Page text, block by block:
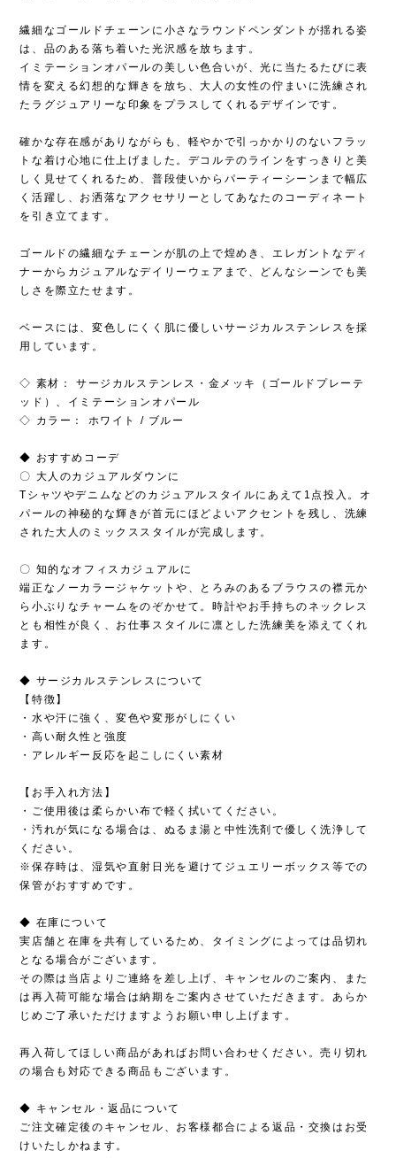
繊細なゴールドチェーンに小さなラウンドペンダントが揺れる姿
は、品のある落ち着いた光沢感を放ちます。
イミテーションオパールの美しい色合いが、光に当たるたびに表
情を変える幻想的な輝きを放ち、大人の女性の佇まいに洗練され
たラグジュアリーな印象をプラスしてくれるデザインです。
確かな存在感がありながらも、軽やかで引っかかりのないフラッ
トな着け心地に仕上げました。デコルテのラインをすっきりと美
しく見せてくれるため、普段使いからパーティーシーンまで幅広
く活躍し、お洒落なアクセサリーとしてあなたのコーディネート
を引き立てます。
ゴールドの繊細なチェーンが肌の上で煌めき、エレガントなディ
ナーからカジュアルなデイリーウェアまで、どんなシーンでも美
しさを際立たせます。
ベースには、変色しにくく肌に優しいサージカルステンレスを採
用しています。
◇ 素材： サージカルステンレス・金メッキ（ゴールドプレーテ
ッド）、イミテーションオパール
◇ カラー： ホワイト / ブルー
◆ おすすめコーデ
〇 大人のカジュアルダウンに
Tシャツやデニムなどのカジュアルスタイルにあえて1点投入。オ
パールの神秘的な輝きが首元にほどよいアクセントを残し、洗練
された大人のミックススタイルが完成します。
〇 知的なオフィスカジュアルに
端正なノーカラージャケットや、とろみのあるブラウスの襟元か
ら小ぶりなチャームをのぞかせて。時計やお手持ちのネックレス
とも相性が良く、お仕事スタイルに凛とした洗練美を添えてくれ
ます。
◆ サージカルステンレスについて
【特徴】
・水や汗に強く、変色や変形がしにくい
・高い耐久性と強度
・アレルギー反応を起こしにくい素材
【お手入れ方法】
・ご使用後は柔らかい布で軽く拭いてください。
・汚れが気になる場合は、ぬるま湯と中性洗剤で優しく洗浄して
ください。
※保存時は、湿気や直射日光を避けてジュエリーボックス等での
保管がおすすめです。
◆ 在庫について
実店舗と在庫を共有しているため、タイミングによっては品切れ
となる場合がございます。
その際は当店よりご連絡を差し上げ、キャンセルのご案内、また
は再入荷可能な場合は納期をご案内させていただきます。あらか
じめご了承いただけますようお願い申し上げます。
再入荷してほしい商品があればお問い合わせください。売り切れ
の場合も対応できる商品もございます。
◆ キャンセル・返品について
ご注文確定後のキャンセル、お客様都合による返品・交換はお受
けいたしかねます。